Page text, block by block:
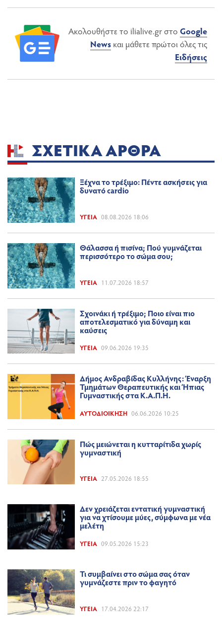
Ακολουθήστε το ilialive.gr στο Google
News και μάθετε πρώτοι όλες τις
Ειδήσεις
ΣΧΕΤΙΚΆ ΆΡΘΡΑ
Ξέχνα το τρέξιμο: Πέντε ασκήσεις για
δυνατό cardio
ΥΓΕΊΑ 08.08.2026 18:06
Θάλασσα ή πισίνα; Πού γυμνάζεται
περισσότερο το σώμα σου;
ΥΓΕΊΑ 11.07.2026 18:57
Σχοινάκι ή τρέξιμο; Ποιο είναι πιο
αποτελεσματικό για δύναμη και
καύσεις
ΥΓΕΊΑ 09.06.2026 19:35
Δήμος Ανδραβίδας Κυλλήνης: Έναρξη
Τμημάτων Θεραπευτικής και Ήπιας
Γυμναστικής στα Κ.Α.Π.Η.
ΑΥΤΟΔΙΟΊΚΗΣΗ 06.06.2026 10:25
Πώς μειώνεται η κυτταρίτιδα χωρίς
γυμναστική
ΥΓΕΊΑ 27.05.2026 18:55
Δεν χρειάζεται εντατική γυμναστική
για να χτίσουμε μύες, σύμφωνα με νέα
μελέτη
ΥΓΕΊΑ 09.05.2026 15:23
Τι συμβαίνει στο σώμα σας όταν
γυμνάζεστε πριν το φαγητό
ΥΓΕΊΑ 17.04.2026 22:17